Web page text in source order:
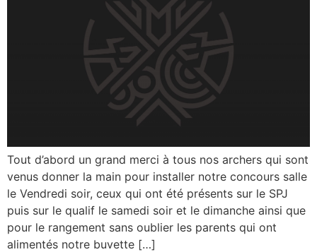
Tout d’abord un grand merci à tous nos archers qui sont
venus donner la main pour installer notre concours salle
le Vendredi soir, ceux qui ont été présents sur le SPJ
puis sur le qualif le samedi soir et le dimanche ainsi que
pour le rangement sans oublier les parents qui ont
alimentés notre buvette […]